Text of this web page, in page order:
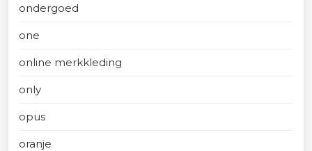
ondergoed
one
online merkkleding
only
opus
oranje